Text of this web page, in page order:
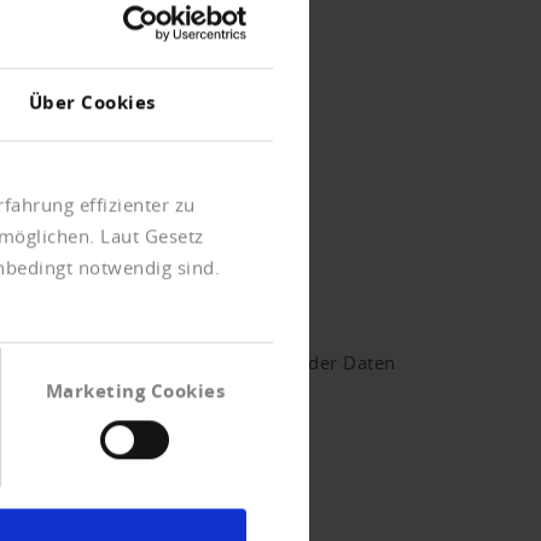
Über Cookies
effizienter zu
Laut Gesetz
notwendig sind.
Marketing Cookies
Was spricht für uns?
Höchste Qualität und Aktualität der Daten
Auskünfte zu internationalen
Unternehmen
Anwendungsfälle